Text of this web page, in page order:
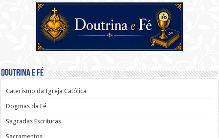
Doutrina e Fé
Catecismo da Igreja Católica
Dogmas da Fé
Sagradas Escrituras
Sacramentos